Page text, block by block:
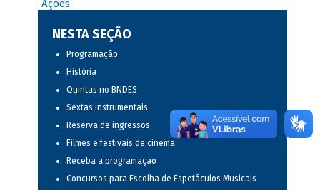
Ações
NESTA SEÇÃO
Programação
História
Quintas no BNDES
Sextas instrumentais
Reserva de ingressos
Filmes e festivais de cinema
Receba a programação
Concursos para Escolha de Espetáculos Musicais